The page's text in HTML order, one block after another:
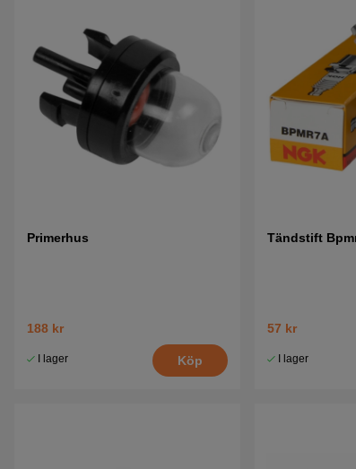
Tryck här för sprängskiss och
Tryck här för sprängskiss och reservdelslista
2018-02
Primerhus
188 kr
I lager Köp
Tändstift
57 kr
I lager